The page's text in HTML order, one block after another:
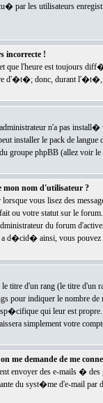
par les utilisateurs
incorrecte !
que l'heure est toujours
d'�t�; donc, durant
n'a pas
installer le pack de
phpBB (allez voir le
mon nom d'utilisateur ?
vous lisez des
ou votre statut sur le
du forum
a d�cid� ainsi, vous
titre d'un rang (le titre d'un
indiquer le nombre de
qui leur est
simplement votre
me demande de me
envoyer des e-mails �
du syst�me d'e-mail par